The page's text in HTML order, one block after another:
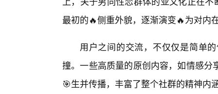
最初的🔥侧重外貌，逐渐演变🔥为对内
用户之间的交流，不仅仅是简单
撞。一些高质量的原创内容，如情感
🎯生并传播，丰富了整个社群的精神内